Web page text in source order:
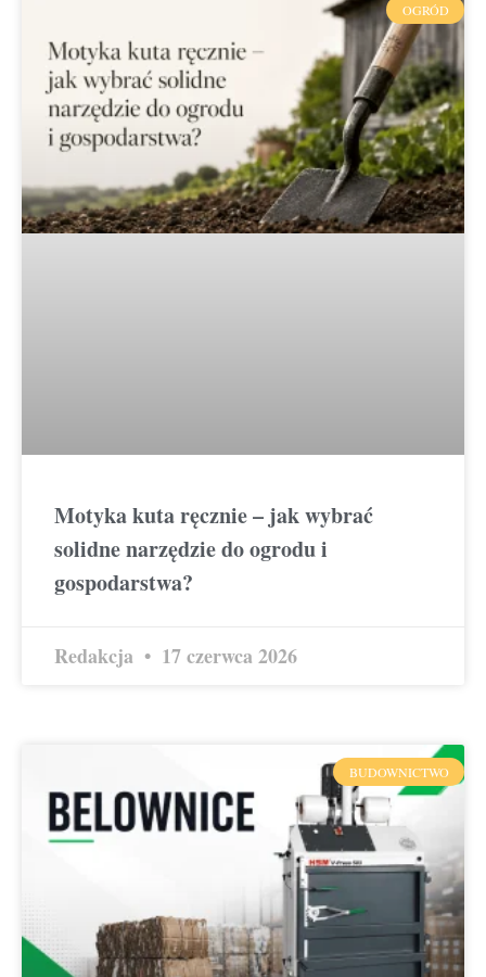
OGRÓD
Motyka kuta ręcznie – jak wybrać
solidne narzędzie do ogrodu i
gospodarstwa?
Redakcja 17 czerwca 2026
BUDOWNICTWO